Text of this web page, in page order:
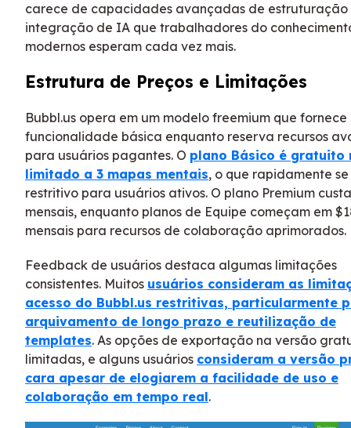
carece de capacidades avançadas de estruturação
integração de IA que trabalhadores do
modernos esperam cada vez mais.
Estrutura de Preços e Limitações
Bubbl.us opera em um modelo freemium que fornece
funcionalidade básica enquanto reserva recursos
para usuários pagantes. O plano Básico é gratuito
limitado a 3 mapas mentais, o que rapidamente
restritivo para usuários ativos. O plano Premium
mensais, enquanto planos de Equipe começam em
mensais para recursos de colaboração aprimorados.
Feedback de usuários destaca algumas limitações
consistentes. Muitos usuários consideram as
acesso do Bubbl.us restritivas, particularmente
arquivamento de longo prazo e reutilização de
templates. As opções de exportação na versão
limitadas, e alguns usuários consideram a versão
cara apesar de elogiarem a facilidade de uso e
colaboração em tempo real.